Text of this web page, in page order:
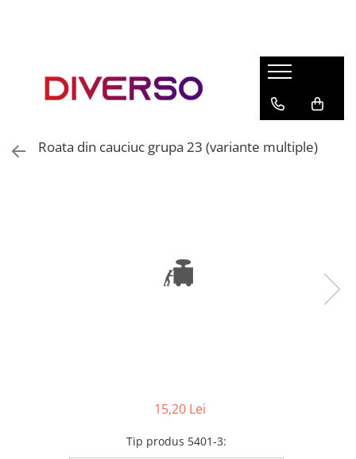
ASA
Roata din cauciuc grupa 23 (variante multiple)
15,20 Lei
Tip produs 5401-3: